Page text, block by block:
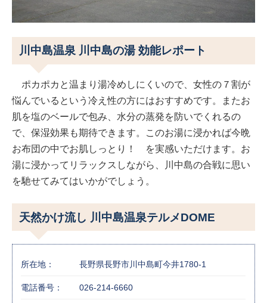
川中島温泉 川中島の湯 効能レポート
ポカポカと温まり湯冷めしにくいので、女性の７割が
悩んでいるという冷え性の方にはおすすめです。またお
肌を塩のベールで包み、水分の蒸発を防いでくれるの
で、保湿効果も期待できます。このお湯に浸かれば今晩
お布団の中でお肌しっとり！ を実感いただけます。お
湯に浸かってリラックスしながら、川中島の合戦に思い
を馳せてみてはいかがでしょう。
天然かけ流し 川中島温泉テルメDOME
所在地： 長野県長野市川中島町今井1780-1
電話番号： 026-214-6660